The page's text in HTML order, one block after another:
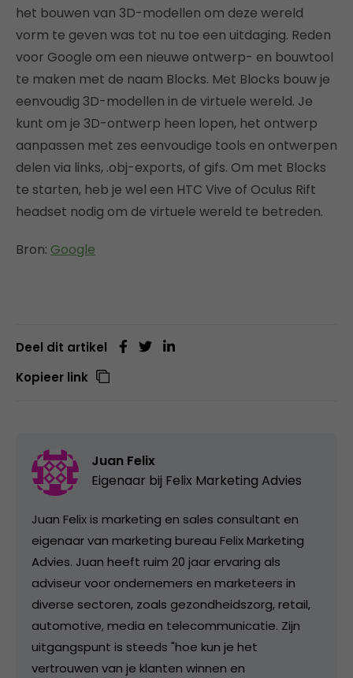
het bouwen van 3D-modellen om deze wereld
vorm te geven was tot nu toe een uitdaging. Reden
voor Google om een nieuwe ontwerp- en bouwtool
te maken met de naam Blocks. Met Blocks bouw je
eenvoudig 3D-modellen in de virtuele wereld. Je
kunt om je 3D-ontwerp heen lopen, het ontwerp
aanpassen met zes eenvoudige tools en ontwerpen
delen via links, .obj-exports, of gifs. Om met Blocks
te starten, heb je wel een HTC Vive of Oculus Rift
headset nodig om de virtuele wereld te betreden.
Bron: Google
Deel dit artikel
Kopieer link
Juan Felix
Eigenaar bij Felix Marketing Advies
Juan Felix is marketing en sales consultant en
eigenaar van marketing bureau Felix Marketing
Advies. Juan heeft ruim 20 jaar ervaring als
adviseur voor ondernemers en marketeers in
diverse sectoren, zoals gezondheidszorg, retail,
automotive, media en telecommunicatie. Zijn
uitgangspunt is steeds "hoe kun je het
vertrouwen van je klanten winnen en